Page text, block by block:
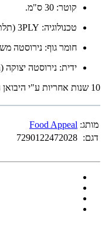
קוטר: 30 ס"מ.
טכנולוגיה: 3PLY (תלת-שכבתי).
חומר גוף: נירוסטה
ידית: נירוסטה יצוקה (Cool Touch בשימוש על כיריים).
10 שנות אחריות ע"י היבואן הרשמי
מותג: Food Appeal
דגם: 7290122472028